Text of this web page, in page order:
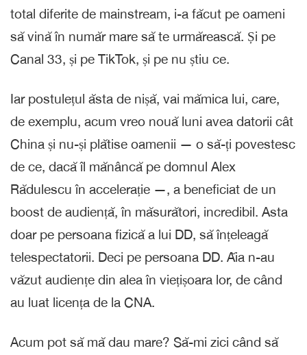
total diferite de mainstream, i-a făcut pe oameni
să vină în număr mare să te urmărească. Și pe
Canal 33, și pe TikTok, și pe nu știu ce.
Iar postulețul ăsta de nișă, vai mămica lui, care,
de exemplu, acum vreo nouă luni avea datorii cât
China și nu-și plătise oamenii — o să-ți povestesc
de ce, dacă îl mănâncă pe domnul Alex
Rădulescu în accelerație —, a beneficiat de un
boost de audiență, în măsurători, incredibil. Asta
doar pe persoana fizică a lui DD, să înțeleagă
telespectatorii. Deci pe persoana DD. Ăia n-au
văzut audiențe din alea în viețișoara lor, de când
au luat licența de la CNA.
Acum pot să mă dau mare? Să-mi zici când să